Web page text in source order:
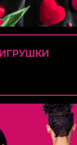
ИГРУШКИ